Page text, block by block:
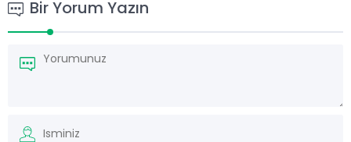
Bir Yorum Yazın